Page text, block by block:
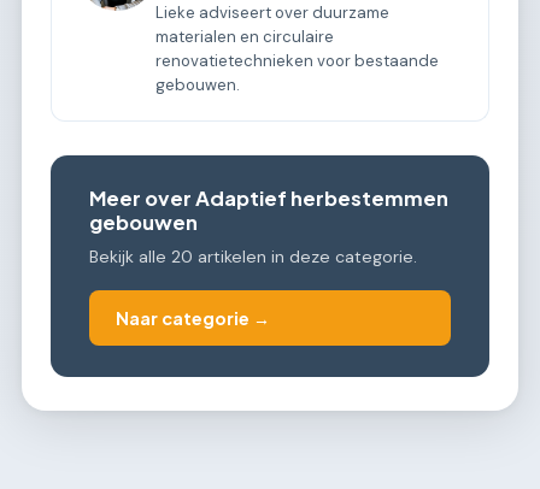
Lieke adviseert over duurzame
materialen en circulaire
renovatietechnieken voor bestaande
gebouwen.
Meer over Adaptief herbestemmen
gebouwen
Bekijk alle 20 artikelen in deze categorie.
Naar categorie →